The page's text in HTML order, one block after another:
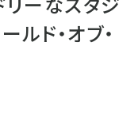
ルド・オブ・